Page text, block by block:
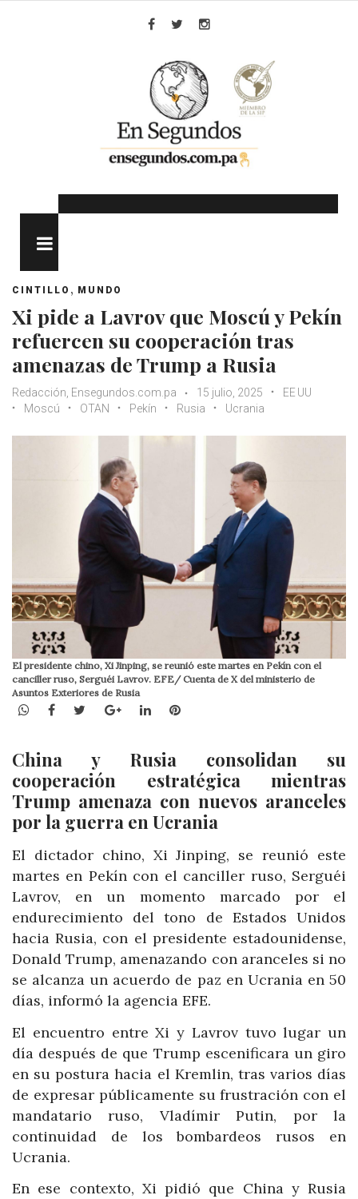
CINTILLO , MUNDO
Xi pide a Lavrov que Moscú y Pekín
refuercen su cooperación tras
amenazas de Trump a Rusia
Redacción, Ensegundos.com.pa 15 julio, 2025
EE UU
Moscú
OTAN Pekín Rusia Ucrania
El presidente chino, Xi Jinping, se reunió este martes en Pekín con el
canciller ruso, Serguéi Lavrov. EFE/ Cuenta de X del ministerio de
Asuntos Exteriores de Rusia
WhatsApp
Facebook
TwitterGoogle+LinkedInPinterest
China y Rusia consolidan su
cooperación estratégica mientras
Trump amenaza con nuevos aranceles
por la guerra en Ucrania
El dictador chino, Xi Jinping, se reunió este
martes en Pekín con el canciller ruso, Serguéi
Lavrov, en un momento marcado por el
endurecimiento del tono de Estados Unidos
hacia Rusia, con el presidente estadounidense,
Donald Trump, amenazando con aranceles si no
se alcanza un acuerdo de paz en Ucrania en 50
días, informó la agencia EFE.
El encuentro entre Xi y Lavrov tuvo lugar un
día después de que Trump escenificara un giro
en su postura hacia el Kremlin, tras varios días
de expresar públicamente su frustración con el
mandatario ruso, Vladímir Putin, por la
continuidad de los bombardeos rusos en
Ucrania.
En ese contexto, Xi pidió que China y Rusia